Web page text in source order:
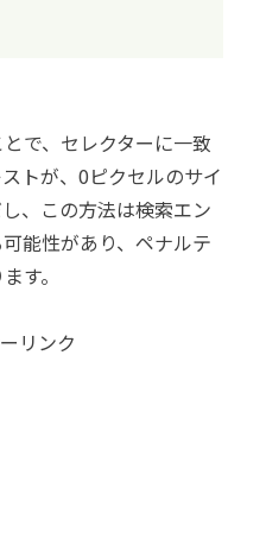
で、セレクターに一致
トが、0ピクセルのサイ
、この方法は検索エン
能性があり、ペナルテ
す。
リンク